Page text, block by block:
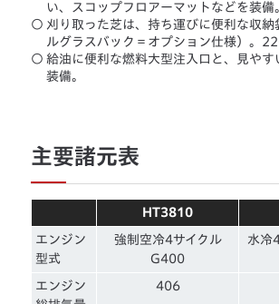
い、スコップフロアーマットなどを装備
○ 刈り取った芝は、持ち運びに便利な収納
ルグラスバック＝オプション仕様）。
○ 給油に便利な燃料大型注入口と、見やす
装備。
主要諸元表
HT3810
エンジン
型式
強制空冷4サイクル
G400
水冷
エンジン
406